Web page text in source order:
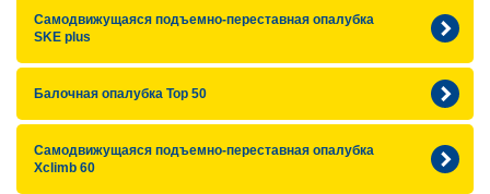
Самодвижущаяся подъемно-переставная опалубка
SKE plus
Балочная опалубка Top 50
Самодвижущаяся подъемно-переставная опалубка
Xclimb 60